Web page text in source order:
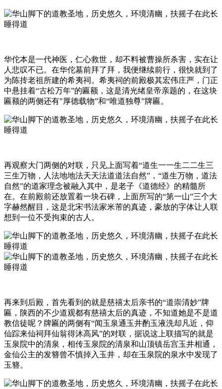
华佗本是一代神医，仁心救世，却不料被曹操所杀害，实在让
人悲叹不已。在华佗墓前拜了拜，我便继续前行，很快就到了
为陈抟老祖所建的希夷祠。希夷祠的前殿极其宏伟庄严，门正
中悬挂着“古松万年”的匾额，这是清光绪皇帝亲题的，在这块
匾额的两侧还有"厚德载物”和“唯道独尊”牌匾。
再观察大门两侧的对联，只见上面写着“道生一一生二二生三
三生万物，人法地地法天天法道道法自然”，“道生万物，道法
自然”的道家理念被融入其中，是老子《道德经》的精髓所
在。在前殿前还放置着一块石碑，上面所写的“第一山”三个大
字赫然醒目，这是北宋书法家米芾的真迹，豪放的字体让人联
想到一位不受拘束的古人。
再来到后殿，首先看到的就是慈禧太后亲书的“道崇清妙”牌
匾，陕西的不少道观都有慈禧太后的真迹，不知道她是不是道
教信徒呢？牌匾的两侧有“闻玉泉通玉井酌玉液洗却凡近，仰
仙踪来仙祠拜仙翁得沐高风”的对联，据说这上联描写的就是
玉泉院中的清泉，相传玉泉院的清泉和山顶镇岳宫玉井相通，
金仙公主的发簪曾不慎掉入玉井，却在玉泉院的泉水中发现了
玉簪。